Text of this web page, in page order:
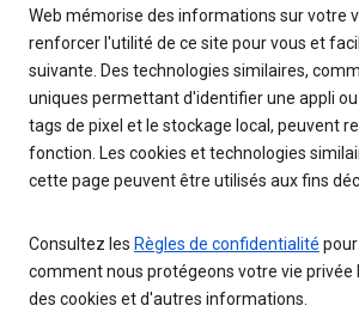
Web mémorise des informations sur votre
renforcer l'utilité de ce site pour vous et
suivante. Des technologies similaires,
uniques permettant d'identifier une appli ou
tags de pixel et le stockage local, peuvent
fonction. Les cookies et technologies
cette page peuvent être utilisés aux fins
Consultez les Règles de confidentialité
comment nous protégeons votre vie privée
des cookies et d'autres informations.